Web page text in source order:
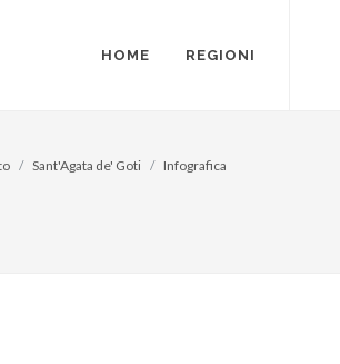
HOME REGIONI
Sant'Agata de' Goti Infografica